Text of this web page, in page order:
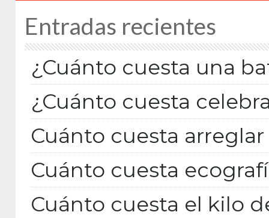
Entradas recientes
¿Cuánto cuesta una
¿Cuánto cuesta
Cuánto cuesta
Cuánto cuesta
Cuánto cuesta el kilo